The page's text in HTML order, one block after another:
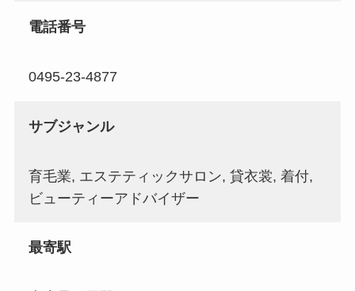
電話番号
0495-23-4877
サブジャンル
育毛業, エステティックサロン, 貸衣裳, 着付,
ビューティーアドバイザー
最寄駅